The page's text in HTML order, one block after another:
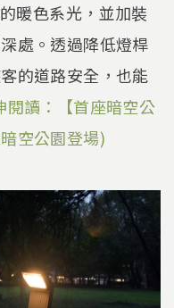
暖色系光，並加裝
處。透過降低燈桿
的道路安全，也能
閱讀：【首座暗空公
空公園登場)